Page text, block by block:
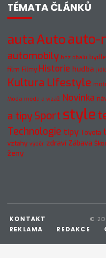
TÉMATA ČLÁNKŮ
autaAutoauto-
automobily bez obalu
film Filmy Historie hudba
Kultura Lifestyle
Móda móda a vizáž Novinka
a tipySport style
Technologie tipy Toyota
vztahy výběr zdraví Zábava
ženy
©
KONTAKT
REKLAMA
REDAKCE